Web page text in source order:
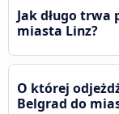
Jak długo trwa
miasta Linz?
O której
Belgrad do